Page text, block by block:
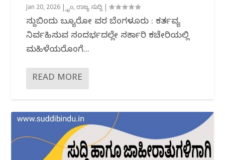
Jan 20, 2026 |ಕ್ರೈಂ,ರಾಜ್ಯ ಸುದ್ದಿ |
ಸುದ್ದಿಬಿಂದು ಬ್ಯೂರೋ ವರದಿ ಬೆಂಗಳೂರು : ಕರ್ತವ್ಯ
ನಿರ್ವಹಿಸುವ ಸಂದರ್ಭದಲ್ಲೇ ಸರ್ಕಾರಿ ಕಚೇರಿಯಲ್ಲಿ
ಮಹಿಳೆಯರೊಂದಿಗೆ...
READ MORE